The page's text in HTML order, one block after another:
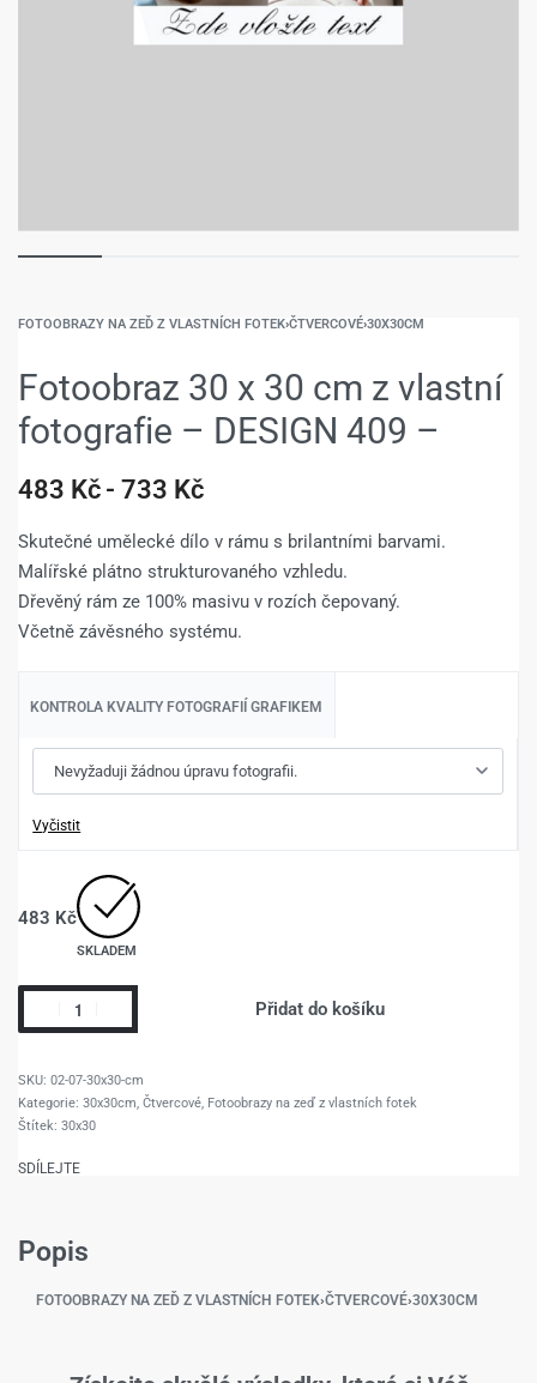
FOTOOBRAZY NA ZEĎ Z VLASTNÍCH FOTEK›ČTVERCOVÉ›30X30CM
Fotoobraz 30 x 30 cm z vlastní
fotografie – DESIGN 409 –
483 Kč 733 Kč
Skutečné umělecké dílo v rámu s brilantními barvami.
Malířské plátno strukturovaného vzhledu.
Dřevěný rám ze 100% masivu v rozích čepovaný.
Včetně závěsného systému.
KONTROLA KVALITY FOTOGRAFIÍ GRAFIKEM
Vyčistit
483 Kč
SKLADEM
Přidat do košíku
02-07-30x30-cm
Kategorie: 30x30cm, Čtvercové, Fotoobrazy na zeď z vlastních fotek
Štítek: 30x30
SDÍLEJTE
Popis
FOTOOBRAZY NA ZEĎ Z VLASTNÍCH FOTEK›ČTVERCOVÉ›30X30CM